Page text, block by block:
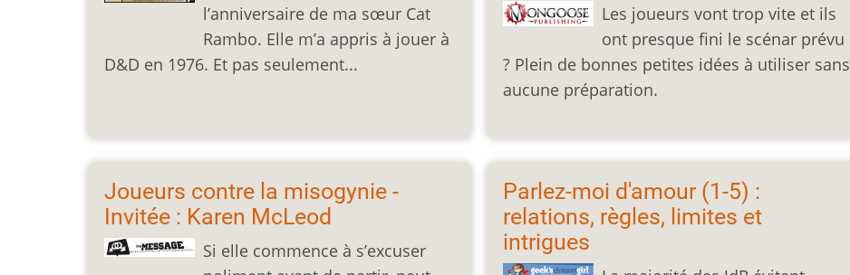
l’anniversaire de ma sœur Cat
Rambo. Elle m’a appris à jouer à
D&D en 1976. Et pas seulement...
Les joueurs vont trop vite et ils
ont presque fini le scénar prévu
? Plein de bonnes petites idées à utiliser sans
aucune préparation.
Joueurs contre la misogynie -
Invitée : Karen McLeod
Si elle commence à s’excuser
Parlez-moi d'amour (1-5) :
relations, règles, limites et
intrigues